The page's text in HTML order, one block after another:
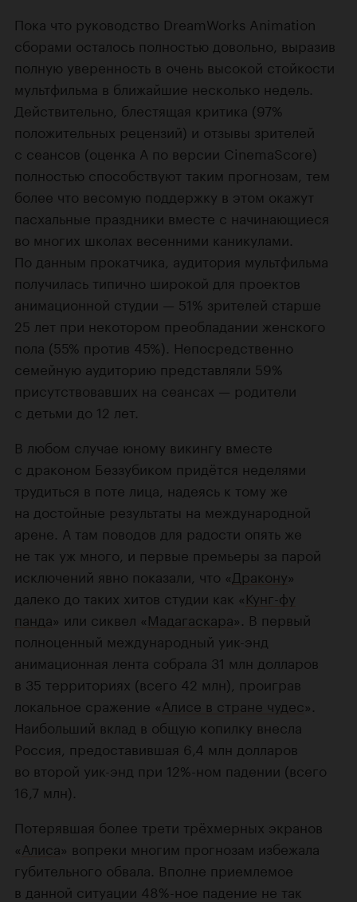
Пока что руководство DreamWorks Animation
сборами осталось полностью довольно, выразив
полную уверенность в очень высокой стойкости
мультфильма в ближайшие несколько недель.
Действительно, блестящая критика (97%
положительных рецензий) и отзывы зрителей
с сеансов (оценка А по версии CinemaScore)
полностью способствуют таким прогнозам, тем
более что весомую поддержку в этом окажут
пасхальные праздники вместе с начинающиеся
во многих школах весенними каникулами.
По данным прокатчика, аудитория мультфильма
получилась типично широкой для проектов
анимационной студии — 51% зрителей старше
25 лет при некотором преобладании женского
пола (55% против 45%). Непосредственно
семейную аудиторию представляли 59%
присутствовавших на сеансах — родители
с детьми до 12 лет.
В любом случае юному викингу вместе
с драконом Беззубиком придётся неделями
трудиться в поте лица, надеясь к тому же
на достойные результаты на международной
арене. А там поводов для радости опять же
не так уж много, и первые премьеры за парой
исключений явно показали, что «Дракону»
далеко до таких хитов студии как «Кунг-фу
панда» или сиквел «Мадагаскара». В первый
полноценный международный уик-энд
анимационная лента собрала 31 млн долларов
в 35 территориях (всего 42 млн), проиграв
локальное сражение «Алисе в стране чудес».
Наибольший вклад в общую копилку внесла
Россия, предоставившая 6,4 млн долларов
во второй уик-энд при 12%-ном падении (всего
16,7 млн).
Потерявшая более трети трёхмерных экранов
«Алиса» вопреки многим прогнозам избежала
губительного обвала. Вполне приемлемое
в данной ситуации 48%-ное падение не так